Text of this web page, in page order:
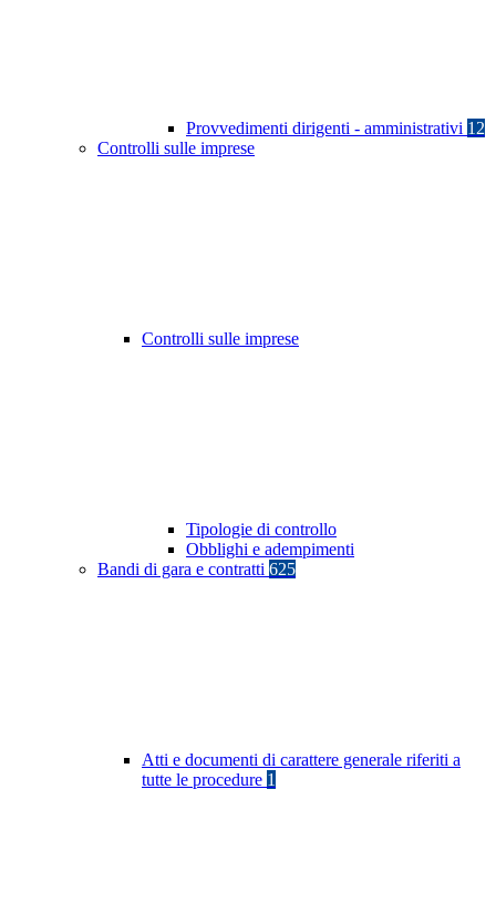
Provvedimenti dirigenti - amministrativi 12
Controlli sulle imprese
Controlli sulle imprese
Tipologie di controllo
Obblighi e adempimenti
Bandi di gara e contratti 625
Atti e documenti di carattere generale riferiti a
tutte le procedure 1